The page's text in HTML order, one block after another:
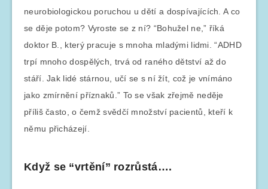
neurobiologickou poruchou u dětí a dospívajících. A co
se děje potom? Vyroste se z ní? “Bohužel ne,” říká
doktor B., který pracuje s mnoha mladými lidmi. “ADHD
trpí mnoho dospělých, trvá od raného dětství až do
stáří. Jak lidé stárnou, učí se s ní žít, což je vnímáno
jako zmírnění příznaků.” To se však zřejmě neděje
příliš často, o čemž svědčí množství pacientů, kteří k
němu přicházejí.
Když se “vrtění” rozrůstá….